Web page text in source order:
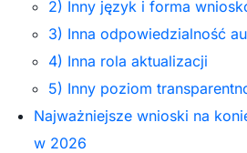
2) Inny język i forma
3) Inna odpowiedzialność
4) Inna rola aktualizacji
5) Inny poziom
Najważniejsze wnioski na
w 2026